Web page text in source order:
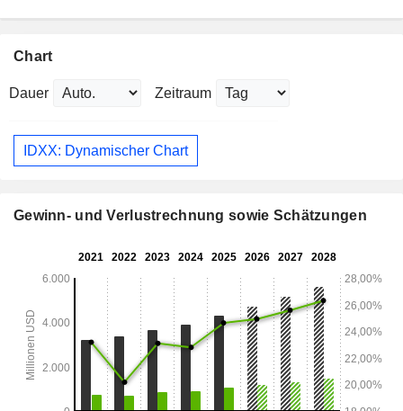
Chart
Dauer Zeitraum
IDXX: Dynamischer Chart
Gewinn- und Verlustrechnung sowie Schätzungen